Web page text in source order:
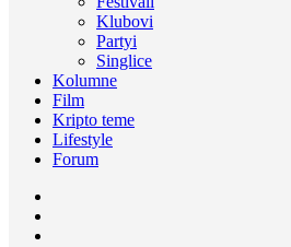
Klubovi
Partyi
Singlice
Kolumne
Film
Kripto teme
Lifestyle
Forum